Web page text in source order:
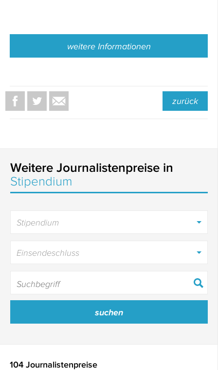
weitere Informationen
zurück
Weitere Journalistenpreise in
Stipendium
Stipendium
Einsendeschluss
104 Journalistenpreise